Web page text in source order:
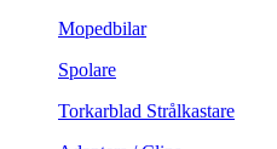
Mopedbilar
Spolare
Torkarblad Strålkastare